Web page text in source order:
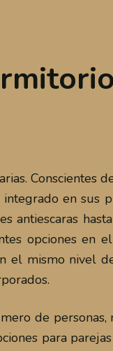
Conscientes
en sus
antiescaras
opciones en
el mismo nivel
de
para